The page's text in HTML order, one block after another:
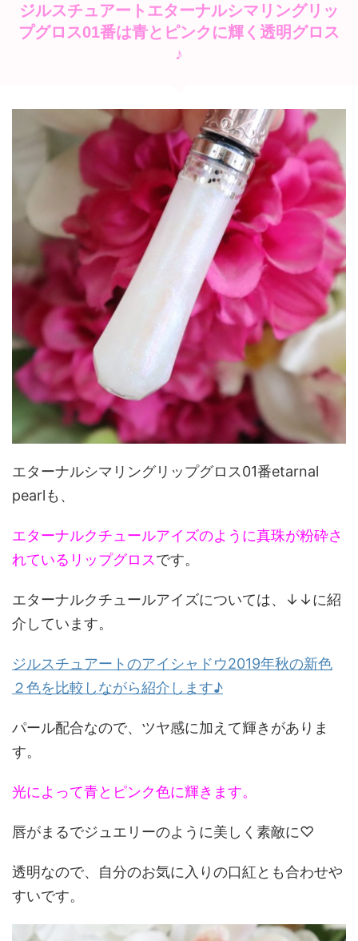
ジルスチュアートエターナルシマリングリッ
プグロス01番は青とピンクに輝く透明グロス
♪
エターナルシマリングリップグロス01番etarnal
pearlも、
エターナルクチュールアイズのように真珠が粉砕さ
れているリップグロスです。
エターナルクチュールアイズについては、↓↓に紹
介しています。
ジルスチュアートのアイシャドウ2019年秋の新色
２色を比較しながら紹介します♪
パール配合なので、ツヤ感に加えて輝きがありま
す。
光によって青とピンク色に輝きます。
唇がまるでジュエリーのように美しく素敵に♡
透明なので、自分のお気に入りの口紅とも合わせや
すいです。